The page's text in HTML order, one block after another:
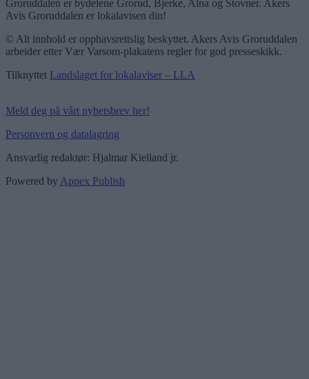
Groruddalen er bydelene Grorud, Bjerke, Alna og Stovner. Akers
Avis Groruddalen er lokalavisen din!
© Alt innhold er opphavsrettslig beskyttet. Akers Avis Groruddalen
arbeider etter Vær Varsom-plakatens regler for god presseskikk.
Tilknyttet Landslaget for lokalaviser – LLA
Meld deg på vårt nyhetsbrev her!
Personvern og datalagring
Ansvarlig redaktør: Hjalmar Kielland jr.
Powered by Appex Publish